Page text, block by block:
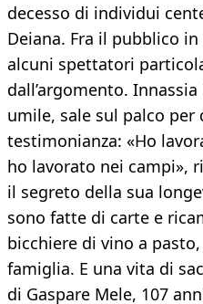
decesso di individui
Deiana. Fra il pubblico
alcuni spettatori
dall’argomento.
umile, sale sul palco per
testimonianza: «Ho
ho lavorato nei campi»,
il segreto della sua
sono fatte di carte e
bicchiere di vino a
famiglia. E una vita di
di Gaspare Mele, 107